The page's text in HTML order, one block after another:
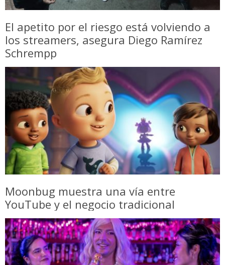
El apetito por el riesgo está volviendo a
los streamers, asegura Diego Ramírez
Schrempp
Moonbug muestra una vía entre
YouTube y el negocio tradicional